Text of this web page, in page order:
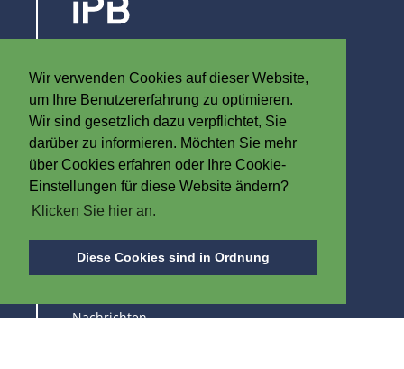
Wir verwenden Cookies auf dieser Website,
um Ihre Benutzererfahrung zu optimieren.
Wir sind gesetzlich dazu verpflichtet, Sie
darüber zu informieren. Möchten Sie mehr
über Cookies erfahren oder Ihre Cookie-
Einstellungen für diese Website ändern?
Klicken Sie hier an.
Diese Cookies sind in Ordnung
8790 Waregem
Belgien
T +32 (0)56 60 79 19
F +32 (0)56 61 08 85
info@iplast.be
ÜBER IPB
Nachrichten